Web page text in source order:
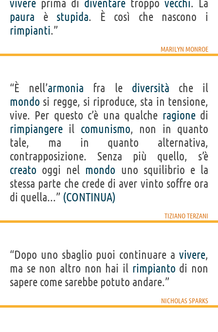
vivere prima di diventare troppo vecchi. La
paura è stupida. È così che nascono i
rimpianti.”
MARILYN MONROE
“È nell’armonia fra le diversità che il
mondo si regge, si riproduce, sta in tensione,
vive. Per questo c’è una qualche ragionedi
rimpiangere il comunismo, non in quanto
tale, ma in quanto alternativa,
contrapposizione. Senza più quello, s’è
creato oggi nel mondo uno squilibrio e la
stessa parte che crede di aver vinto soffre ora
di quella...” (CONTINUA)
TIZIANO TERZANI
“Dopo uno sbaglio puoi continuare a vivere,
ma se non altro non hai il rimpianto di non
sapere come sarebbe potuto andare.”
NICHOLAS SPARKS